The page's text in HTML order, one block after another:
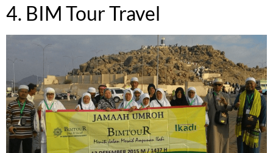
4. BIM Tour Travel